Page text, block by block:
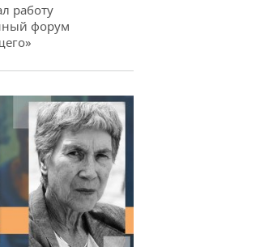
работу
форум